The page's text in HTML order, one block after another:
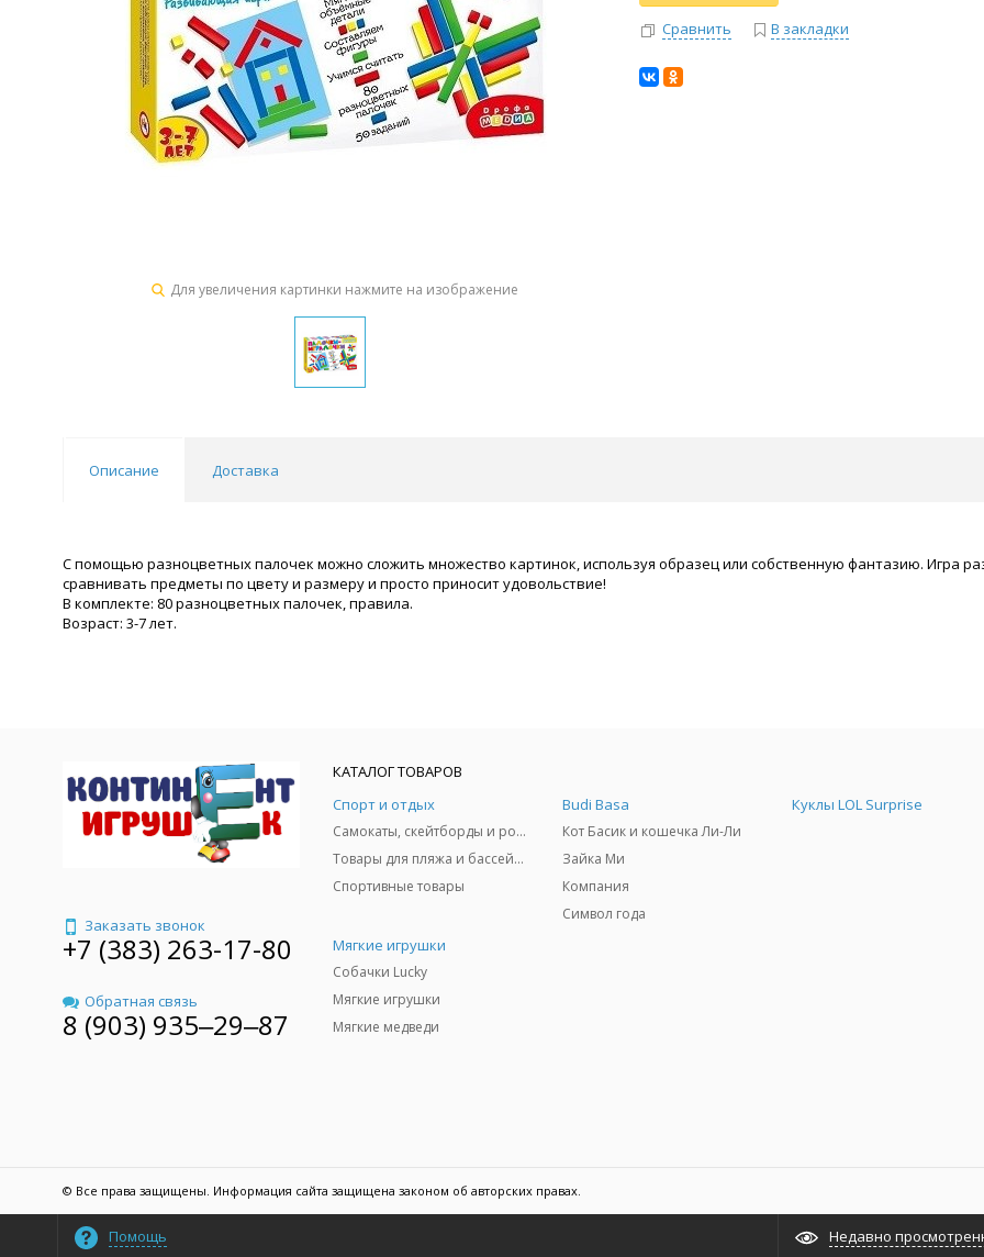
Для увеличения картинки нажмите на изображение
Сравнить
В закладки
Описание Доставка
С помощью разноцветных палочек можно сложить множество картинок, используя образец или собственную фантазию. Игра
сравнивать предметы по цвету и размеру и просто приносит удовольствие!
В комплекте: 80 разноцветных палочек, правила.
Возраст: 3-7 лет.
Заказать звонок
+7 (383) 263-17-80
Обратная связь
8 (903) 935‒29‒87
КАТАЛОГ ТОВАРОВ
Спорт и отдых
Самокаты, скейтборды и ролики
Товары для пляжа и бассейны
Спортивные товары
Budi Basa
Кот Басик и кошечка Ли-Ли
Зайка Ми
Компания
Символ года
Куклы LOL Surprise
Мягкие игрушки
Собачки Lucky
Мягкие игрушки
Мягкие медведи
© Все права защищены. Информация сайта защищена законом об авторских правах.
Помощь Недавно